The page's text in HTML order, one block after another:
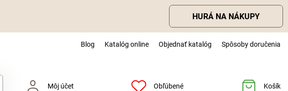
HURÁ NA NÁKUPY
Blog Katalóg online Objednať katalóg Spôsoby doručenia
Môj účet Obľúbené Košík